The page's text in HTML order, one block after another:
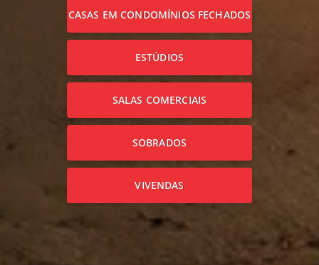
CASAS EM CONDOMÍNIOS FECHADOS
ESTÚDIOS
SALAS COMERCIAIS
SOBRADOS
VIVENDAS